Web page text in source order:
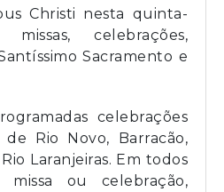
Christi nesta quinta-
celebrações,
Sacramento e
celebrações
de Rio Novo, Barracão,
Laranjeiras. Em todos
missa ou celebração,